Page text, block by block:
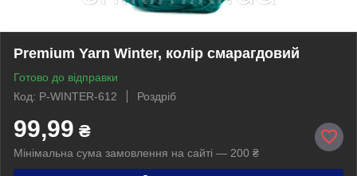
Premium Yarn Winter, колір смарагдовий
Готово до відправки
Код: P-WINTER-612
Роздріб
99,99 ₴
Мінімальна сума замовлення на сайті — 200 ₴